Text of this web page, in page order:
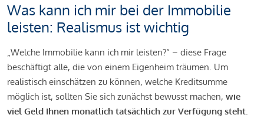
Was kann ich mir bei der Immobilie
leisten: Realismus ist wichtig
„Welche Immobilie kann ich mir leisten?“ – diese Frage
beschäftigt alle, die von einem Eigenheim träumen. Um
realistisch einschätzen zu können, welche Kreditsumme
möglich ist, sollten Sie sich zunächst bewusst machen, wie
viel Geld Ihnen monatlich tatsächlich zur Verfügung steht.